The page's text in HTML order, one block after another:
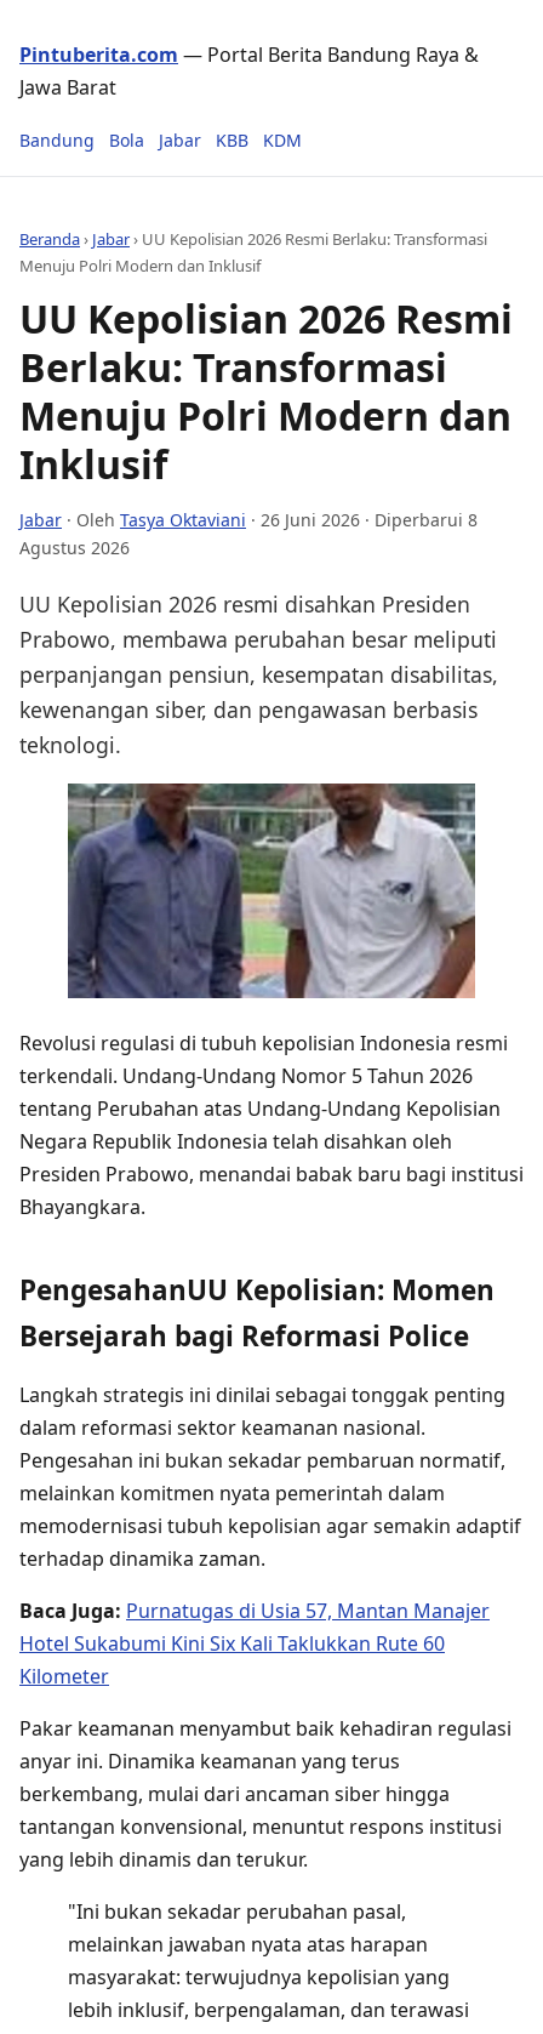
Pintuberita.com — Portal Berita Bandung Raya &
Jawa Barat
Bandung Bola Jabar KBB KDM
Beranda› Jabar› UU Kepolisian 2026 Resmi Berlaku: Transformasi
Menuju Polri Modern dan Inklusif
UU Kepolisian 2026 Resmi
Berlaku: Transformasi
Menuju Polri Modern dan
Inklusif
Jabar · Oleh Tasya Oktaviani · 26 Juni 2026 · Diperbarui 8
Agustus 2026
UU Kepolisian 2026 resmi disahkan Presiden
Prabowo, membawa perubahan besar meliputi
perpanjangan pensiun, kesempatan disabilitas,
kewenangan siber, dan pengawasan berbasis
teknologi.
Revolusi regulasi di tubuh kepolisian Indonesia resmi
terkendali. Undang-Undang Nomor 5 Tahun 2026
tentang Perubahan atas Undang-Undang Kepolisian
Negara Republik Indonesia telah disahkan oleh
Presiden Prabowo, menandai babak baru bagi institusi
Bhayangkara.
PengesahanUU Kepolisian: Momen
Bersejarah bagi Reformasi Police
Langkah strategis ini dinilai sebagai tonggak penting
dalam reformasi sektor keamanan nasional.
Pengesahan ini bukan sekadar pembaruan normatif,
melainkan komitmen nyata pemerintah dalam
memodernisasi tubuh kepolisian agar semakin adaptif
terhadap dinamika zaman.
Baca Juga: Purnatugas di Usia 57, Mantan Manajer
Hotel Sukabumi Kini Six Kali Taklukkan Rute 60
Kilometer
Pakar keamanan menyambut baik kehadiran regulasi
anyar ini. Dinamika keamanan yang terus
berkembang, mulai dari ancaman siber hingga
tantangan konvensional, menuntut respons institusi
yang lebih dinamis dan terukur.
"Ini bukan sekadar perubahan pasal,
melainkan jawaban nyata atas harapan
masyarakat: terwujudnya kepolisian yang
lebih inklusif, berpengalaman, dan terawasi